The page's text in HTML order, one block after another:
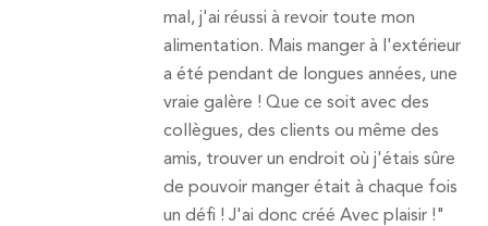
mal, j'ai réussi à revoir toute mon
alimentation. Mais manger à l'extérieur
a été pendant de longues années, une
vraie galère ! Que ce soit avec des
collègues, des clients ou même des
amis, trouver un endroit où j'étais sûre
de pouvoir manger était à chaque fois
un défi ! J'ai donc créé Avec plaisir !"